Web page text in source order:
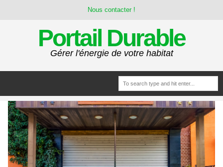
Nous contacter !
Portail Durable
Gérer l'énergie de votre habitat